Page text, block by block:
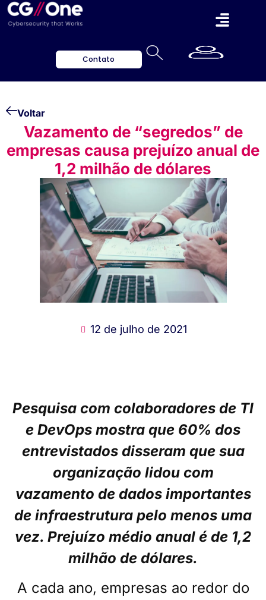
Contato
Voltar
Vazamento de “segredos” de
empresas causa prejuízo anual de
1,2 milhão de dólares
12 de julho de 2021
Pesquisa com colaboradores de TI
e DevOps mostra que 60% dos
entrevistados disseram que sua
organização lidou com
vazamento de dados importantes
de infraestrutura pelo menos uma
vez. Prejuízo médio anual é de 1,2
milhão de dólares.
A cada ano, empresas ao redor do